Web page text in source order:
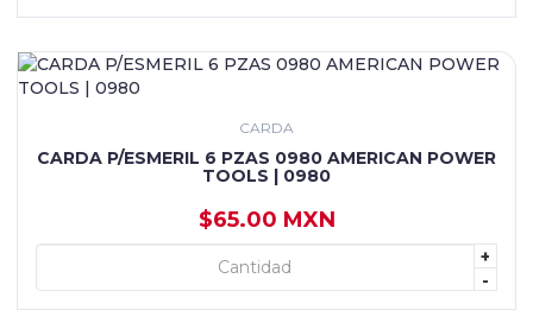
CARDA
CARDA P/ESMERIL 6 PZAS 0980 AMERICAN POWER
TOOLS | 0980
$65.00 MXN
+
-
+ AGREGAR